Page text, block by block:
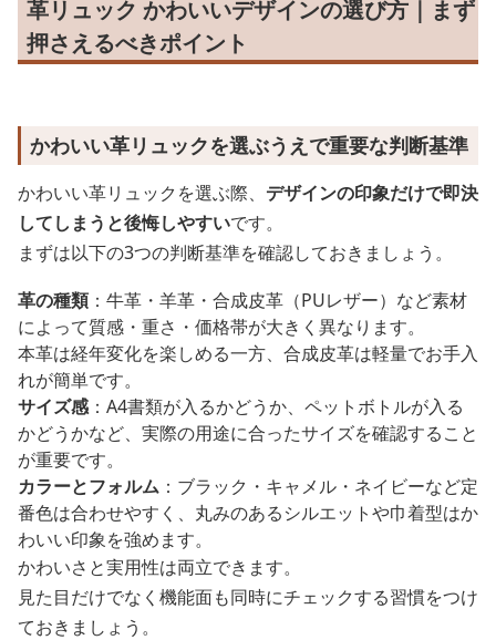
革リュック かわいいデザインの選び方｜まず
押さえるべきポイント
かわいい革リュックを選ぶうえで重要な判断基準
かわいい革リュックを選ぶ際、 デザインの印象だけで即決
してしまうと後悔しやすいです。
まずは以下の3つの判断基準を確認しておきましょう。
革の種類：牛革・羊革・合成皮革（PUレザー）など素材
によって質感・重さ・価格帯が大きく異なります。
本革は経年変化を楽しめる一方、合成皮革は軽量でお手入
れが簡単です。
サイズ感：A4書類が入るかどうか、ペットボトルが入る
かどうかなど、実際の用途に合ったサイズを確認すること
が重要です。
カラーとフォルム ：ブラック・キャメル・ネイビーなど定
番色は合わせやすく、丸みのあるシルエットや巾着型はか
わいい印象を強めます。
かわいさと実用性は両立できます。
見た目だけでなく機能面も同時にチェックする習慣をつけ
ておきましょう。